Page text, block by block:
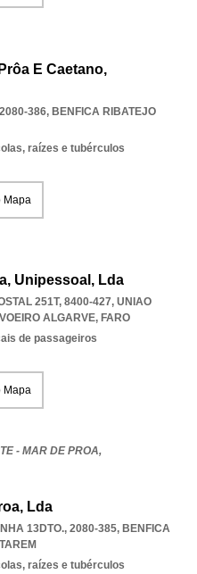
E Caetano,
386, BENFICA RIBATEJO
raízes e tubérculos
Mapa
Unipessoal, Lda
251T, 8400-427, UNIAO
ALGARVE, FARO
de passageiros
Mapa
- MAR DE PROA,
Lda
13DTO., 2080-385, BENFICA
raízes e tubérculos